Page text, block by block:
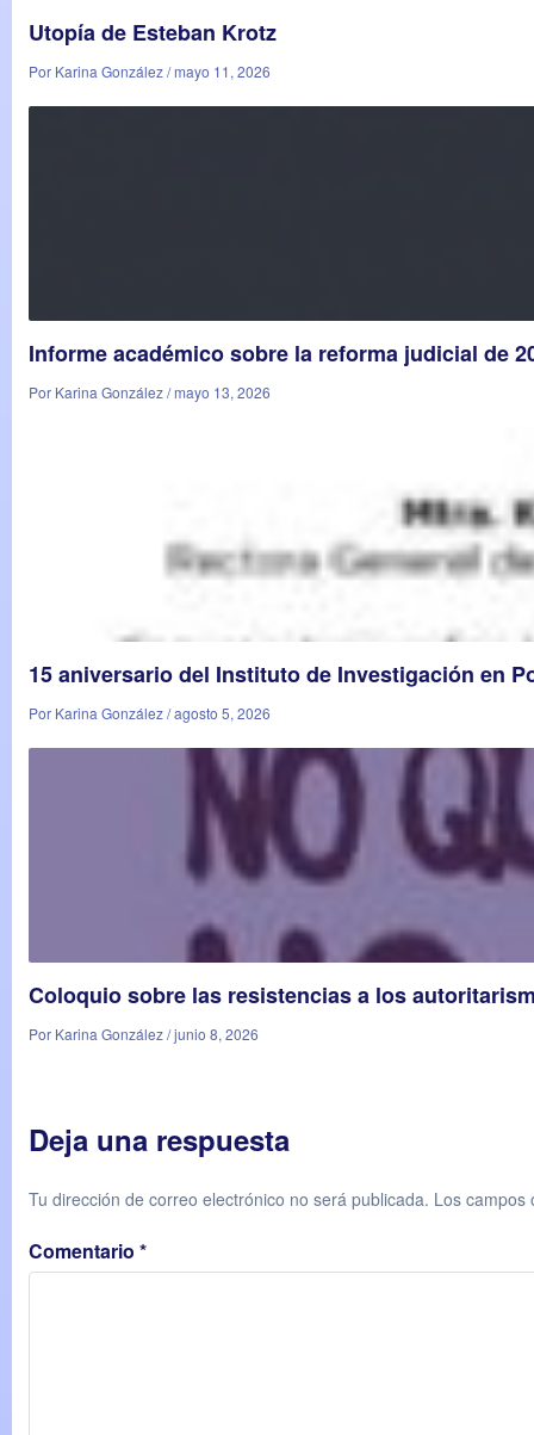
Utopía de Esteban Krotz
Por Karina González / mayo 11, 2026
Informe académico sobre la reforma judicial de
Por Karina González / mayo 13, 2026
15 aniversario del Instituto de Investigación en
Por Karina González / agosto 5, 2026
Coloquio sobre las resistencias a los
Por Karina González / junio 8, 2026
Deja una respuesta
Tu dirección de correo electrónico no será publicada. Los campos
Comentario *